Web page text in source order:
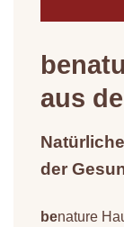
be
aus
der
benature